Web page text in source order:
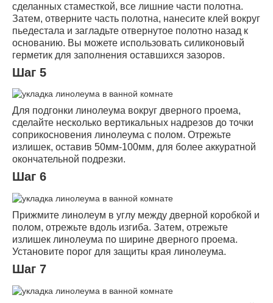
сделанных стаместкой, все лишние части полотна.
Затем, отверните часть полотна, нанесите клей вокруг
пьедестала и загладьте отвернутое полотно назад к
основанию. Вы можете использовать силиконовый
герметик для заполнения оставшихся зазоров.
Шаг 5
Для подгонки линолеума вокруг дверного проема,
сделайте несколько вертикальных надрезов до точки
соприкосновения линолеума с полом. Отрежьте
излишек, оставив 50мм-100мм, для более аккуратной
окончательной подрезки.
Шаг 6
Прижмите линолеум в углу между дверной коробкой и
полом, отрежьте вдоль изгиба. Затем, отрежьте
излишек линолеума по ширине дверного проема.
Установите порог для защиты края линолеума.
Шаг 7